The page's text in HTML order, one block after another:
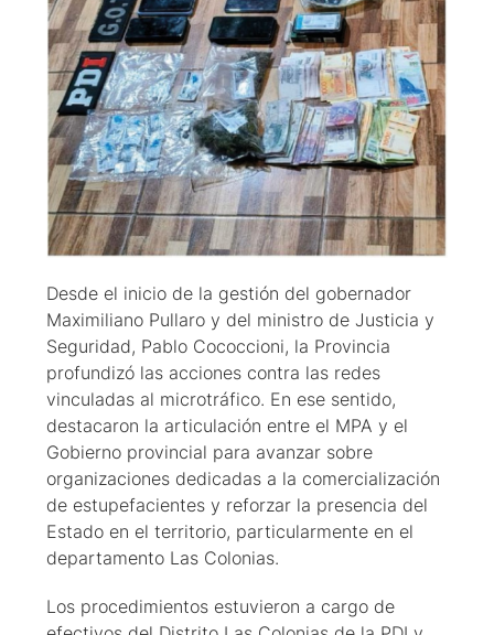
Desde el inicio de la gestión del gobernador
Maximiliano Pullaro y del ministro de Justicia y
Seguridad, Pablo Cococcioni, la Provincia
profundizó las acciones contra las redes
vinculadas al microtráfico. En ese sentido,
destacaron la articulación entre el MPA y el
Gobierno provincial para avanzar sobre
organizaciones dedicadas a la comercialización
de estupefacientes y reforzar la presencia del
Estado en el territorio, particularmente en el
departamento Las Colonias.
Los procedimientos estuvieron a cargo de